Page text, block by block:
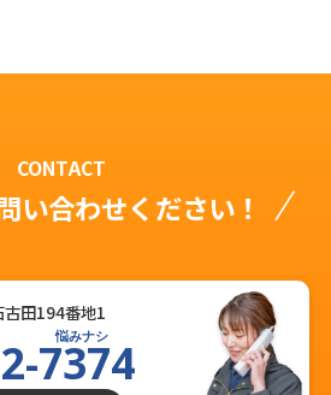
CONTACT
い合わせください！
古田194番地1
悩みナシ
7374